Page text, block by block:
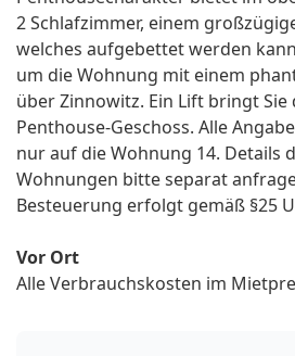
2 Schlafzimmer, einem
welches aufgebettet werden
um die Wohnung mit einem
über Zinnowitz. Ein Lift bringt Sie
Penthouse-Geschoss. Alle
nur auf die Wohnung 14. Details
Wohnungen bitte separat
Besteuerung erfolgt gemäß §25
Vor Ort
Alle Verbrauchskosten im